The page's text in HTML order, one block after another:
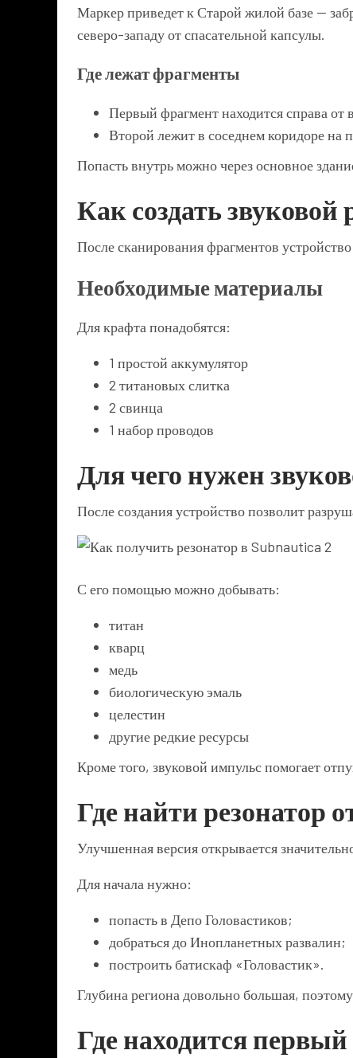
Маркер приведет к Старой жилой базе —
северо-западу от спасательной капсулы.
Где лежат фрагменты
Первый фрагмент находится справа от
Второй лежит в соседнем коридоре на
Попасть внутрь можно через основное
Как создать звуковой
После сканирования фрагментов устройство
Необходимые материалы
Для крафта понадобятся:
1 простой аккумулятор
2 титановых слитка
2 свинца
1 набор проводов
Для чего нужен
После создания устройство позволит
С его помощью можно добывать:
титан
кварц
медь
биологическую эмаль
целестин
другие редкие ресурсы
Кроме того, звуковой импульс помогает
Где найти резонатор
Улучшенная версия открывается
Для начала нужно:
попасть в Депо Головастиков;
добраться до Инопланетных развалин;
построить батискаф «Головастик».
Глубина региона довольно большая,
Где находится